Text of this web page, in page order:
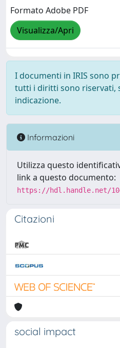
Formato Adobe PDF
Visualizza/Apri
I documenti in IRIS sono
tutti i diritti sono riservati,
indicazione.
Informazioni
Utilizza questo
link a questo documento:
https://hdl.handle.net/
Citazioni
social impact